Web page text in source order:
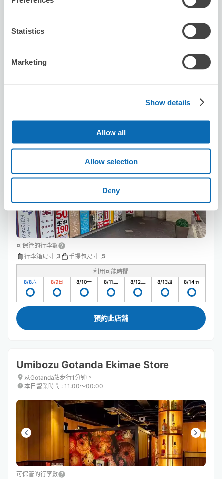
Statistics
Marketing
Show details
Allow all
Allow selection
Deny
可保管的行李數
行李箱尺寸 :3 手提包尺寸 :5
利用可能時間
8/8六 8/9日 8/10一 8/11二 8/12三 8/13四 8/14五
預約此店舖
Umibozu Gotanda Ekimae Store
从Gotanda站步行1分钟。
本日營業時間 : 11:00〜00:00
可保管的行李數